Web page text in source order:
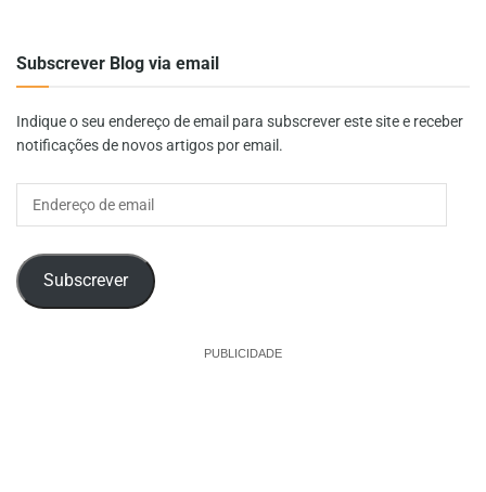
Subscrever Blog via email
Indique o seu endereço de email para subscrever este site e receber
notificações de novos artigos por email.
Endereço
Subscrever
PUBLICIDADE